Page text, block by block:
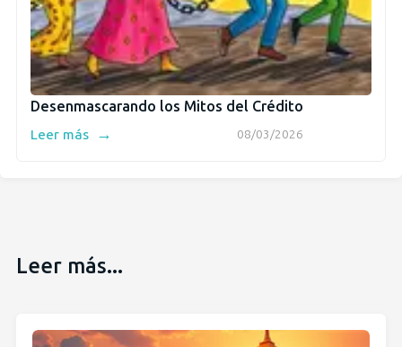
Desenmascarando los Mitos del Crédito
08/03/2026
Leer más →
Leer más...